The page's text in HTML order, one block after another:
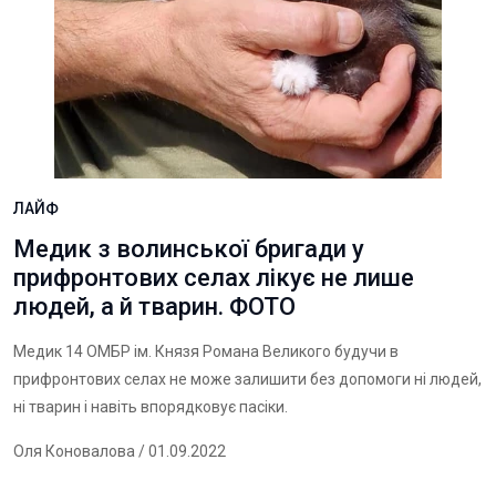
ЛАЙФ
Медик з волинської бригади у
прифронтових селах лікує не лише
людей, а й тварин. ФОТО
Медик 14 ОМБР ім. Князя Романа Великого будучи в
прифронтових селах не може залишити без допомоги ні людей,
ні тварин і навіть впорядковує пасіки.
Оля Коновалова / 01.09.2022